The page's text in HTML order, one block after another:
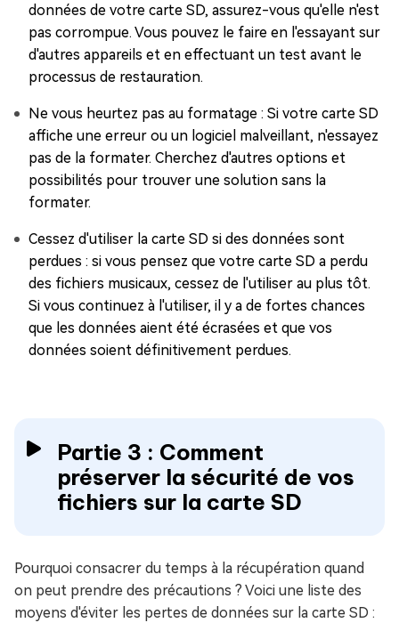
données de votre carte SD, assurez-vous qu'elle n'est
pas corrompue. Vous pouvez le faire en l'essayant sur
d'autres appareils et en effectuant un test avant le
processus de restauration.
Ne vous heurtez pas au formatage : Si votre carte SD
affiche une erreur ou un logiciel malveillant, n'essayez
pas de la formater. Cherchez d'autres options et
possibilités pour trouver une solution sans la
formater.
Cessez d'utiliser la carte SD si des données sont
perdues : si vous pensez que votre carte SD a perdu
des fichiers musicaux, cessez de l'utiliser au plus tôt.
Si vous continuez à l'utiliser, il y a de fortes chances
que les données aient été écrasées et que vos
données soient définitivement perdues.
Partie 3 : Comment
préserver la sécurité de vos
fichiers sur la carte SD
Pourquoi consacrer du temps à la récupération quand
on peut prendre des précautions ? Voici une liste des
moyens d'éviter les pertes de données sur la carte SD :